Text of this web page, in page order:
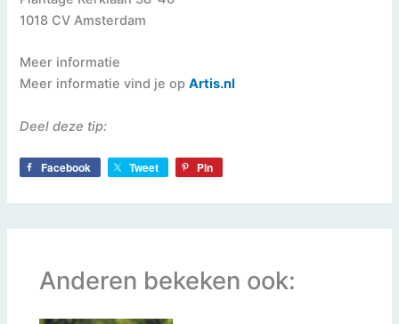
1018 CV Amsterdam
Meer informatie
Meer informatie vind je opArtis.nl
Deel deze tip:
Facebook Tweet Pin
Anderen bekeken ook: